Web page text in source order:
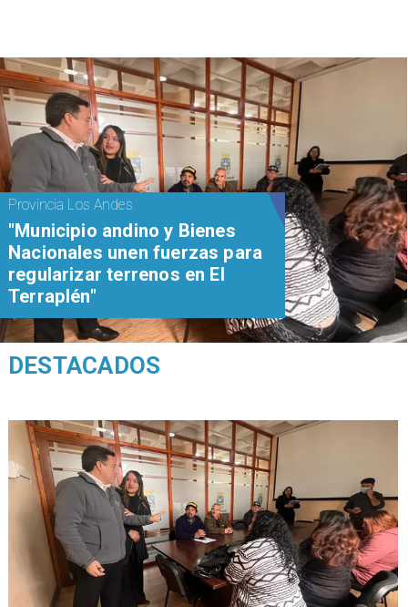
Provincia Los Andes
"Municipio andino y Bienes
Nacionales unen fuerzas para
regularizar terrenos en El
Terraplén"
DESTACADOS